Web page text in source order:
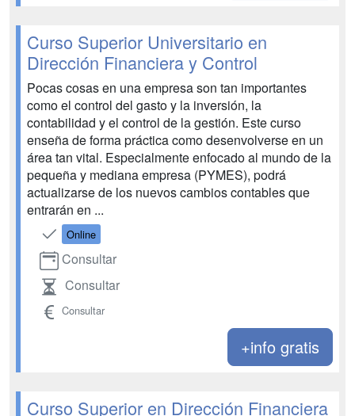
Curso Superior Universitario en
Dirección Financiera y Control
Pocas cosas en una empresa son tan importantes
como el control del gasto y la inversión, la
contabilidad y el control de la gestión. Este curso
enseña de forma práctica como desenvolverse en un
área tan vital. Especialmente enfocado al mundo de la
pequeña y mediana empresa (PYMES), podrá
actualizarse de los nuevos cambios contables que
entrarán en ...
Online
Consultar
Consultar
Consultar
+info gratis
Curso Superior en Dirección Financiera